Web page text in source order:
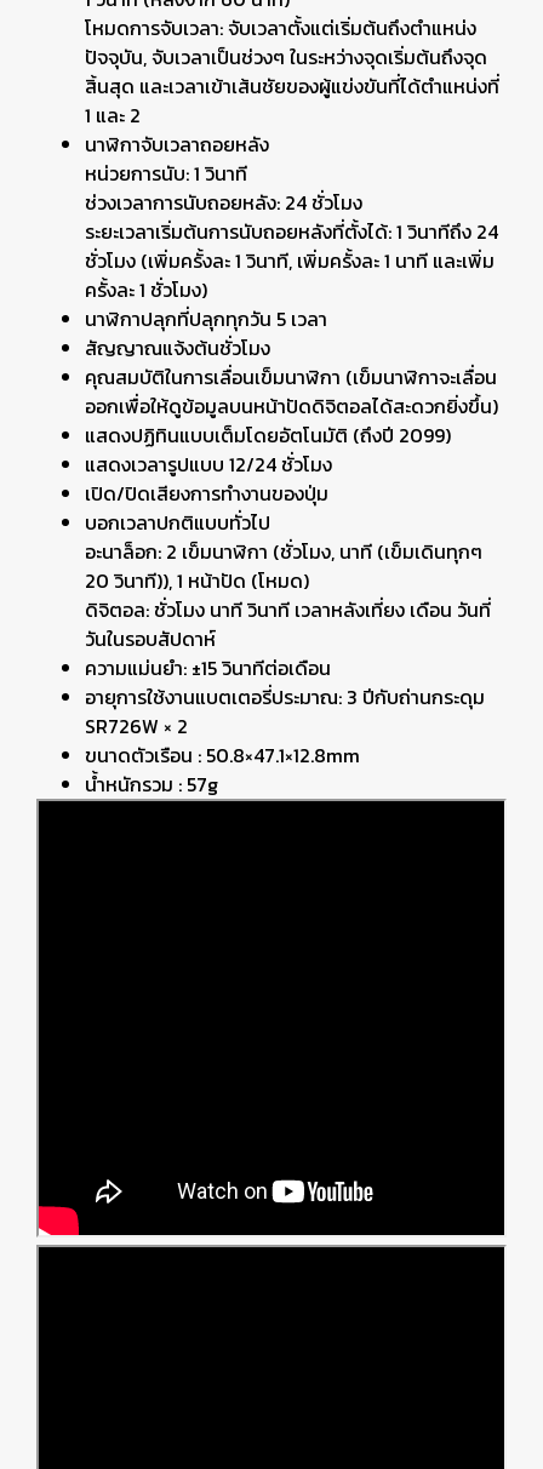
โหมดการจับเวลา: จับเวลาตั้งแต่เริ่มต้นถึงตำแหน่ง
ปัจจุบัน, จับเวลาเป็นช่วงๆ ในระหว่างจุดเริ่มต้นถึงจุด
สิ้นสุด และเวลาเข้าเส้นชัยของผู้แข่งขันที่ได้ตำแหน่งที่
1 และ 2
นาฬิกาจับเวลาถอยหลัง
หน่วยการนับ: 1 วินาที
ช่วงเวลาการนับถอยหลัง: 24 ชั่วโมง
ระยะเวลาเริ่มต้นการนับถอยหลังที่ตั้งได้: 1 วินาทีถึง 24
ชั่วโมง (เพิ่มครั้งละ 1 วินาที, เพิ่มครั้งละ 1 นาที และเพิ่ม
ครั้งละ 1 ชั่วโมง)
นาฬิกาปลุกที่ปลุกทุกวัน 5 เวลา
สัญญาณแจ้งต้นชั่วโมง
คุณสมบัติในการเลื่อนเข็มนาฬิกา (เข็มนาฬิกาจะเลื่อน
ออกเพื่อให้ดูข้อมูลบนหน้าปัดดิจิตอลได้สะดวกยิ่งขึ้น)
แสดงปฏิทินแบบเต็มโดยอัตโนมัติ (ถึงปี 2099)
แสดงเวลารูปแบบ 12/24 ชั่วโมง
เปิด/ปิดเสียงการทำงานของปุ่ม
บอกเวลาปกติแบบทั่วไป
อะนาล็อก: 2 เข็มนาฬิกา (ชั่วโมง, นาที (เข็มเดินทุกๆ
20 วินาที)), 1 หน้าปัด (โหมด)
ดิจิตอล: ชั่วโมง นาที วินาที เวลาหลังเที่ยง เดือน วันที่
วันในรอบสัปดาห์
ความแม่นยำ: ±15 วินาทีต่อเดือน
อายุการใช้งานแบตเตอรี่ประมาณ: 3 ปีกับถ่านกระดุม
SR726W × 2
ขนาดตัวเรือน : 50.8×47.1×12.8mm
น้ำหนักรวม : 57g